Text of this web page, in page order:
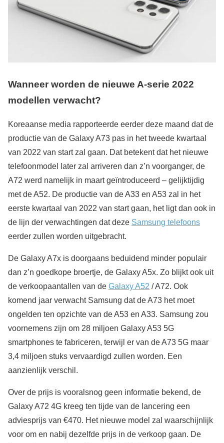
Wanneer worden de nieuwe A-serie 2022
modellen verwacht?
Koreaanse media rapporteerde eerder deze maand dat de
productie van de Galaxy A73 pas in het tweede kwartaal
van 2022 van start zal gaan. Dat betekent dat het nieuwe
telefoonmodel later zal arriveren dan z’n voorganger, de
A72 werd namelijk in maart geïntroduceerd – gelijktijdig
met de A52. De productie van de A33 en A53 zal in het
eerste kwartaal van 2022 van start gaan, het ligt dan ook in
de lijn der verwachtingen dat deze Samsung telefoons
eerder zullen worden uitgebracht.
De Galaxy A7x is doorgaans beduidend minder populair
dan z’n goedkope broertje, de Galaxy A5x. Zo blijkt ook uit
de verkoopaantallen van de Galaxy A52 / A72. Ook
komend jaar verwacht Samsung dat de A73 het moet
ongelden ten opzichte van de A53 en A33. Samsung zou
voornemens zijn om 28 miljoen Galaxy A53 5G
smartphones te fabriceren, terwijl er van de A73 5G maar
3,4 miljoen stuks vervaardigd zullen worden. Een
aanzienlijk verschil.
Over de prijs is vooralsnog geen informatie bekend, de
Galaxy A72 4G kreeg ten tijde van de lancering een
adviesprijs van €470. Het nieuwe model zal waarschijnlijk
voor om en nabij dezelfde prijs in de verkoop gaan. De